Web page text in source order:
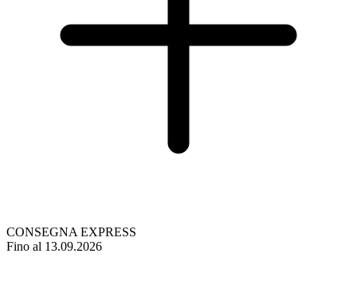
CONSEGNA EXPRESS
Fino al 13.09.2026